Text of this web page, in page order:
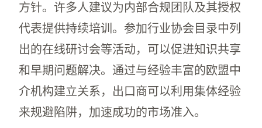
方针。许多人建议为内部合规团队及其授权
代表提供持续培训。参加行业协会目录中列
出的在线研讨会等活动，可以促进知识共享
和早期问题解决。通过与经验丰富的欧盟中
介机构建立关系，出口商可以利用集体经验
来规避陷阱，加速成功的市场准入。